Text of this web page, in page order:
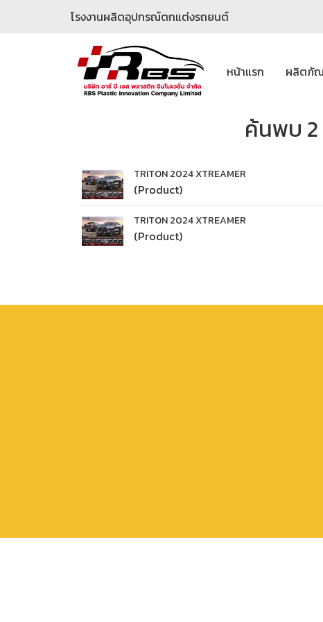
โรงงานผลิตอุปกรณ์ตกแต่งรถยนต์
หน้าแรก ผลิตภั
ค้นพบ 2
TRITON 2024 XTREAMER
(Product)
TRITON 2024 XTREAMER
(Product)